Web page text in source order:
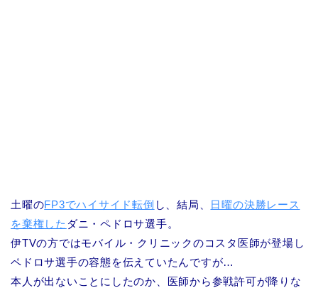
土曜のFP3でハイサイド転倒 し、結局、 日曜の決勝レース
を棄権した ダニ・ペドロサ選手。
伊TVの方ではモバイル・クリニックのコスタ医師が登場し
ペドロサ選手の容態を伝えていたんですが…
本人が出ないことにしたのか、医師から参戦許可が降りな